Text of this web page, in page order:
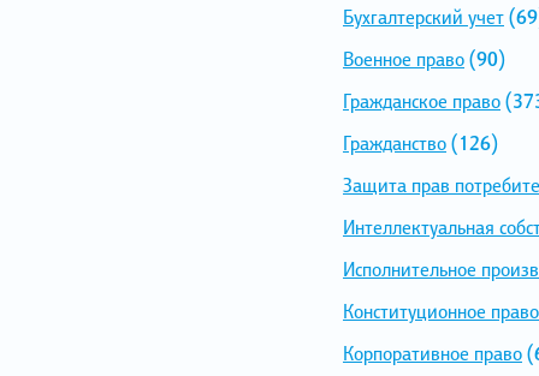
Бухгалтерский учет
Военное право(90)
Гражданское право
Гражданство(126)
Защита прав
Интеллектуальная
Исполнительное
Конституционное право
Корпоративное право